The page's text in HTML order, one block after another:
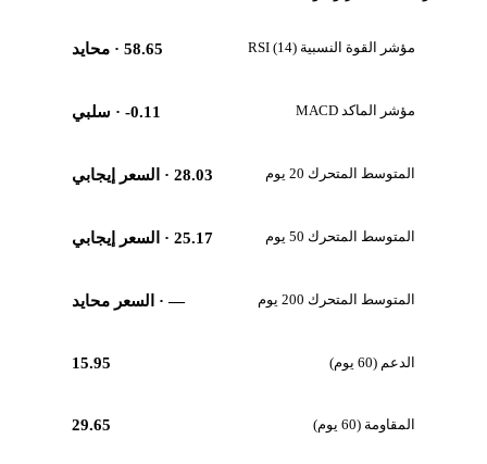
مؤشر القوة النسبية RSI (14) 58.65· محايد
مؤشر الماكد MACD -0.11· سلبي
المتوسط المتحرك 20 يوم 28.03· السعر إيجابي
المتوسط المتحرك 50 يوم 25.17· السعر إيجابي
المتوسط المتحرك 200 يوم —· السعر محايد
الدعم (60 يوم) 15.95
المقاومة (60 يوم) 29.65